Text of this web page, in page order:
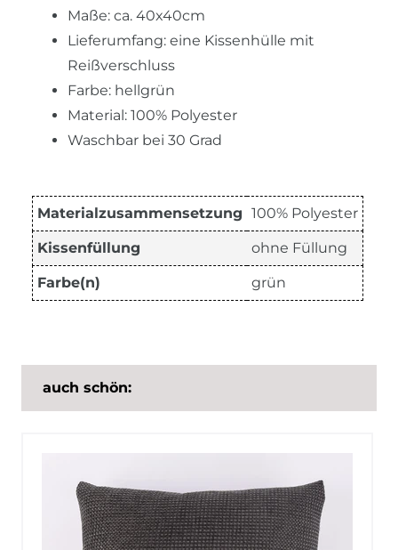
Maße: ca. 40x40cm
Lieferumfang: eine Kissenhülle mit
Reißverschluss
Farbe: hellgrün
Material: 100% Polyester
Waschbar bei 30 Grad
Materialzusammensetzung 100% Polyester
Kissenfüllung ohne Füllung
Farbe(n) grün
auch schön: